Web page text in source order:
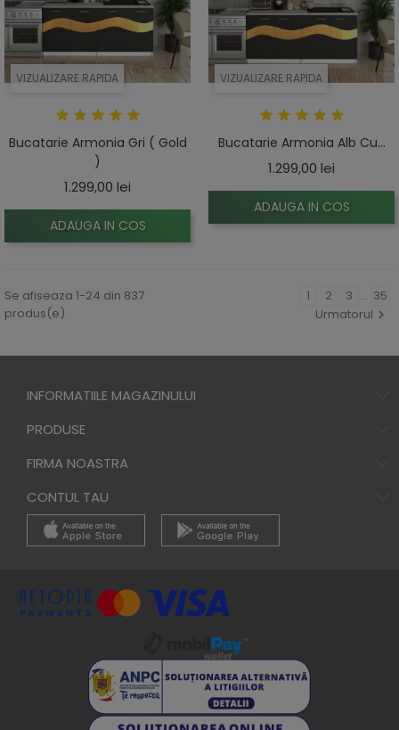
VIZUALIZARE RAPIDA
Bucatarie Armonia Gri ( Gold
)
1.299,00 lei
ADAUGA IN COS
VIZUALIZARE RAPIDA
Bucatarie Armonia Alb Cu...
1.299,00 lei
ADAUGA IN COS
Se afiseaza 1-24 din 837
produs(e)
1 2 3 … 35
Urmatorul
INFORMATIILE MAGAZINULUI
PRODUSE
FIRMA NOASTRA
CONTUL TAU